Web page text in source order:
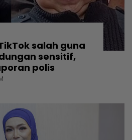
salah guna
sensitif,
polis